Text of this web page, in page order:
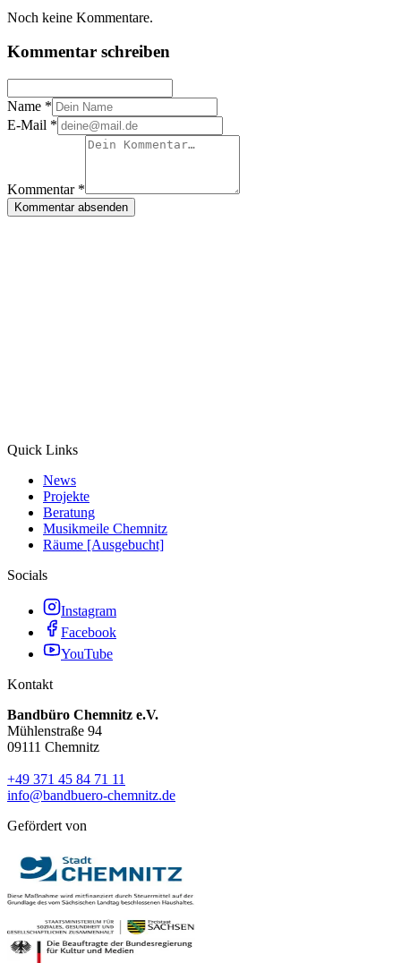
Noch keine Kommentare.
Kommentar schreiben
Name *
E-Mail *
Kommentar *
Kommentar absenden
Quick Links
News
Projekte
Beratung
Musikmeile Chemnitz
Räume [Ausgebucht]
Socials
Instagram
Facebook
YouTube
Kontakt
Bandbüro Chemnitz e.V.
Mühlenstraße 94
09111 Chemnitz
+49 371 45 84 71 11
info@bandbuero-chemnitz.de
Gefördert von